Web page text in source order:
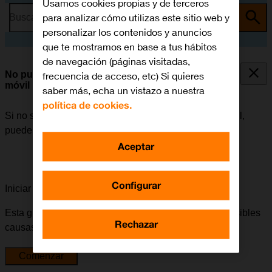
Busca por problema o tema
No puedo utilizar la conexión de internet de mi
móvil
Si no se puede utilizar la conexión de internet del móvil,
puede haber varias causas posibles al problema.
Iniciar la guía para solucionar tu problema
Esta guía te va a conducir a través de una serie de posibles
causas y soluciones al problema.
Comenzar
Usamos cookies propias y de terceros
para analizar cómo utilizas este sitio web y
personalizar los contenidos y anuncios
que te mostramos en base a tus hábitos
de navegación (páginas visitadas,
frecuencia de acceso, etc) Si quieres
saber más, echa un vistazo a nuestra
política de cookies.
Configurar
Rechazar
Aceptar